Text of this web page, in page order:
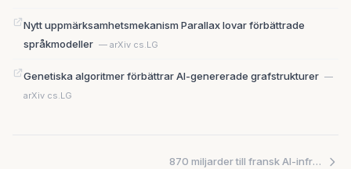
Nytt uppmärksamhetsmekanism Parallax lovar förbättrade
språkmodeller — arXiv cs.LG
Genetiska algoritmer förbättrar AI-genererade grafstrukturer —
arXiv cs.LG
870 miljarder till fransk AI-infrastruktur — SoftBanks rekordsatsning stärker Europas position i kampen om beräkningskraften